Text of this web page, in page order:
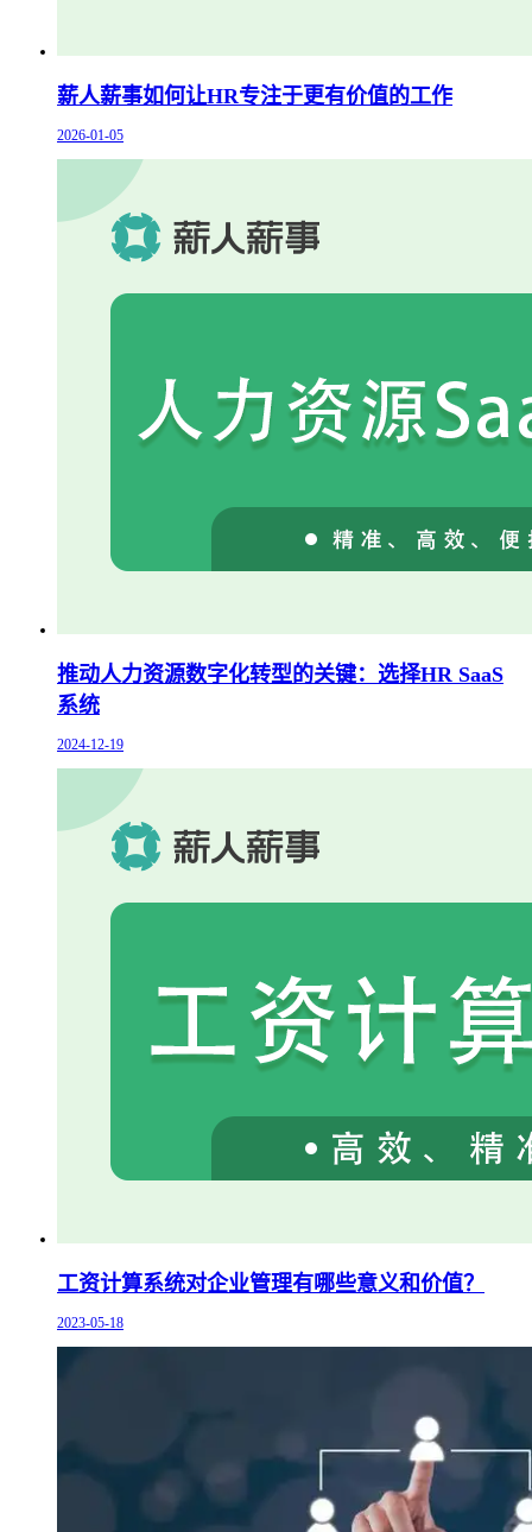
薪人薪事如何让HR专注于更有价值的工作
2026-01-05
推动人力资源数字化转型的关键：选择HR SaaS
系统
2024-12-19
工资计算系统对企业管理有哪些意义和价值？
2023-05-18